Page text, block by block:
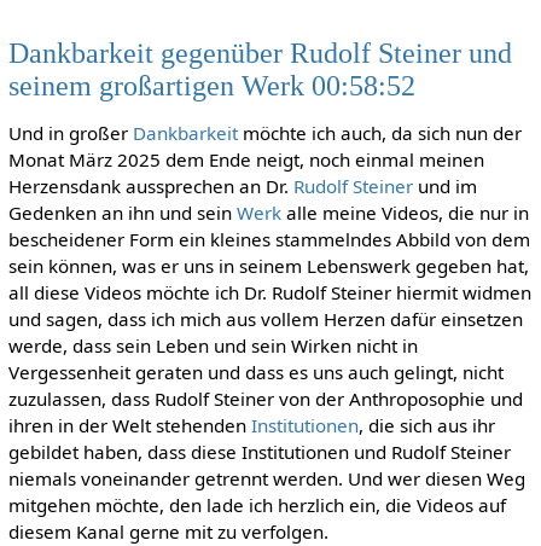
Dankbarkeit gegenüber Rudolf Steiner und
seinem großartigen Werk 00:58:52
Und in großer Dankbarkeitmöchte ich auch, da sich nun der
Monat März 2025 dem Ende neigt, noch einmal meinen
Herzensdank aussprechen an Dr. Rudolf Steinerund im
Gedenken an ihn und sein Werkalle meine Videos, die nur in
bescheidener Form ein kleines stammelndes Abbild von dem
sein können, was er uns in seinem Lebenswerk gegeben hat,
all diese Videos möchte ich Dr. Rudolf Steiner hiermit widmen
und sagen, dass ich mich aus vollem Herzen dafür einsetzen
werde, dass sein Leben und sein Wirken nicht in
Vergessenheit geraten und dass es uns auch gelingt, nicht
zuzulassen, dass Rudolf Steiner von der Anthroposophie und
ihren in der Welt stehenden Institutionen, die sich aus ihr
gebildet haben, dass diese Institutionen und Rudolf Steiner
niemals voneinander getrennt werden. Und wer diesen Weg
mitgehen möchte, den lade ich herzlich ein, die Videos auf
diesem Kanal gerne mit zu verfolgen.